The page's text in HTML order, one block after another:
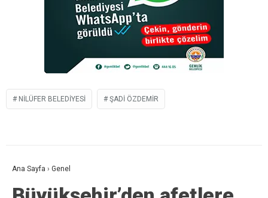
NILÜFER BELEDIYESI ŞADI ÖZDEMIR
Ana Sayfa › Genel